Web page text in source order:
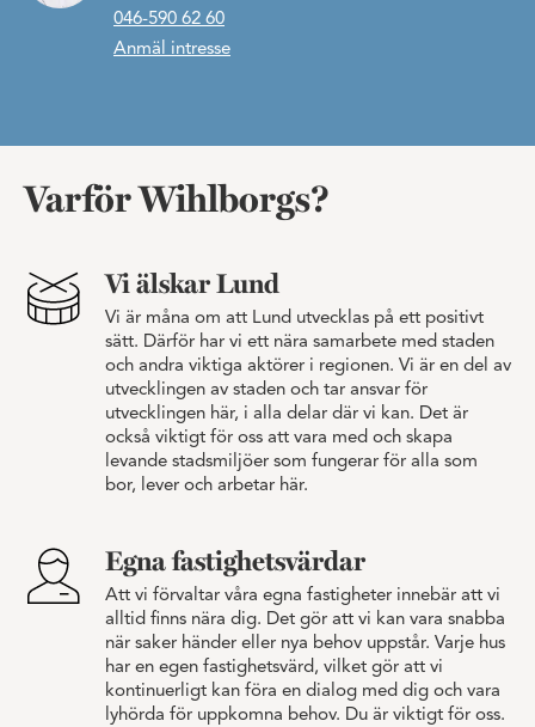
046-590 62 60
Anmäl intresse
Varför Wihlborgs?
Vi älskar Lund
Vi är måna om att Lund utvecklas på ett positivt
sätt. Därför har vi ett nära samarbete med staden
och andra viktiga aktörer i regionen. Vi är en del av
utvecklingen av staden och tar ansvar för
utvecklingen här, i alla delar där vi kan. Det är
också viktigt för oss att vara med och skapa
levande stadsmiljöer som fungerar för alla som
bor, lever och arbetar här.
Egna fastighetsvärdar
Att vi förvaltar våra egna fastigheter innebär att vi
alltid finns nära dig. Det gör att vi kan vara snabba
när saker händer eller nya behov uppstår. Varje hus
har en egen fastighetsvärd, vilket gör att vi
kontinuerligt kan föra en dialog med dig och vara
lyhörda för uppkomna behov. Du är viktigt för oss.